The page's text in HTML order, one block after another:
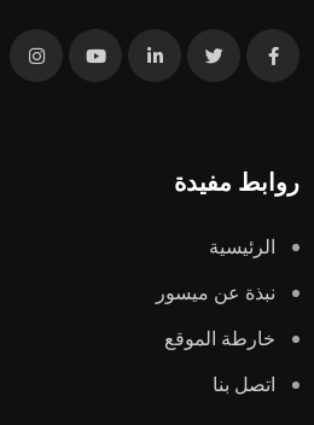
روابط مفيدة
الرئيسية
نبذة عن ميسور
خارطة الموقع
اتصل بنا